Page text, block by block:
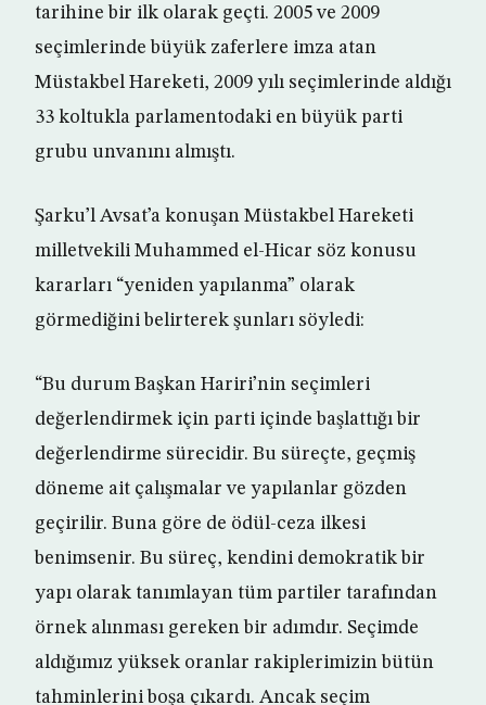
tarihine bir ilk olarak geçti. 2005 ve 2009
seçimlerinde büyük zaferlere imza atan
Müstakbel Hareketi, 2009 yılı seçimlerinde aldığı
33 koltukla parlamentodaki en büyük parti
grubu unvanını almıştı.
Şarku’l Avsat’a konuşan Müstakbel Hareketi
milletvekili Muhammed el-Hicar söz konusu
kararları “yeniden yapılanma” olarak
görmediğini belirterek şunları söyledi:
“Bu durum Başkan Hariri’nin seçimleri
değerlendirmek için parti içinde başlattığı bir
değerlendirme sürecidir. Bu süreçte, geçmiş
döneme ait çalışmalar ve yapılanlar gözden
geçirilir. Buna göre de ödül-ceza ilkesi
benimsenir. Bu süreç, kendini demokratik bir
yapı olarak tanımlayan tüm partiler tarafından
örnek alınması gereken bir adımdır. Seçimde
aldığımız yüksek oranlar rakiplerimizin bütün
tahminlerini boşa çıkardı. Ancak seçim